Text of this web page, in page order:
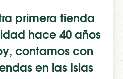
primera tienda
hace 40 años
contamos con
en las Islas